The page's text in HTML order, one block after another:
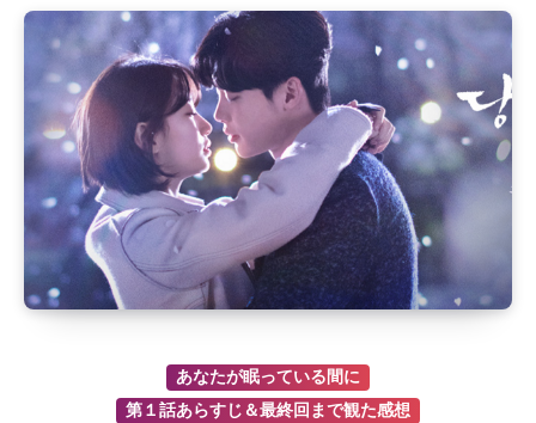
あなたが眠っている間に
第１話あらすじ＆最終回まで観た感想